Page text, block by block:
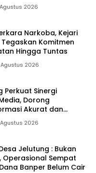
2026
Narkoba, Kejari
Komitmen
Hingga Tuntas
2026
Perkuat Sinergi
Dorong
Akurat dan
2026
Jelutung : Bukan
Operasional Sempat
Banper Belum Cair